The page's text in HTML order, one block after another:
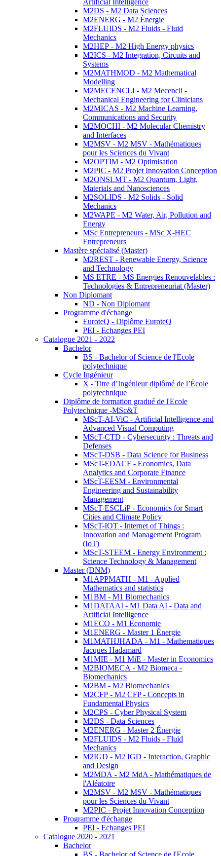
Artificial Intelligence
M2DS - M2 Data Sciences
M2ENERG - M2 Énergie
M2FLUIDS - M2 Fluids - Fluid
Mechanics
M2HEP - M2 High Energy physics
M2ICS - M2 Integration, Circuits and
Systems
M2MATHMOD - M2 Mathematical
Modelling
M2MECENCLI - M2 Mecencli -
Mechanical Engineering for Clinicians
M2MICAS - M2 Machine Learning,
Communications and Security
M2MOCHI - M2 Molecular Chemistry
and Interfaces
M2MSV - M2 MSV - Mathématiques
pour les Sciences du Vivant
M2OPTIM - M2 Optimisation
M2PIC - M2 Projet Innovation Conception
M2QNSLMT - M2 Quantum, Light,
Materials and Nanosciences
M2SOLIDS - M2 Solids - Solid
Mechanics
M2WAPE - M2 Water, Air, Pollution and
Energy
MSc Entrepreneurs - MSc X-HEC
Entrepreneurs
Mastère spécialisé (Master)
M2REST - Renewable Energy, Science
and Technology
MS ETRE - MS Energies Renouvelables :
Technologies & Entrepreneuriat (Master)
Non Diplomant
ND - Non Diplomant
Programme d'échange
EuroteQ - Diplôme EuroteQ
PEI - Echanges PEI
Catalogue 2021 - 2022
Bachelor
BS - Bachelor of Science de l'Ecole
polytechnique
Cycle Ingénieur
X - Titre d’Ingénieur diplômé de l’École
polytechnique
Diplôme de formation gradué de l'Ecole
Polytechnique -MSc&T
MScT-AI-ViC - Artificial Intelligence and
Advanced Visual Computing
MScT-CTD - Cybersecurity : Threats and
Defenses
MScT-DSB - Data Science for Business
MScT-EDACF - Economics, Data
Analytics and Corporate Finance
MScT-EESM - Environmental
Engineering and Sustainability
Management
MScT-ESCLiP - Economics for Smart
Cities and Climate Policy
MScT-IOT - Internet of Things :
Innovation and Management Program
(IoT)
MScT-STEEM - Energy Environment :
Science Technology & Management
Master (DNM)
M1APPMATH - M1 - Applied
Mathematics and statistics
M1BM - M1 Biomechanics
M1DATAAI - M1 Data AI - Data and
Artificial Intelligence
M1ECO - M1 Economie
M1ENERG - Master 1 Énergie
M1MATHJHADA - M1 - Mathematiques
Jacques Hadamard
M1MIE - M1 MiE - Master in Economics
M2BIOMECA - M2 Biomeca -
Biomechanics
M2BM - M2 Biomechanics
M2CFP - M2 CFP - Concepts in
Fundamental Physics
M2CPS - Cyber Physical System
M2DS - Data Sciences
M2ENERG - Master 2 Énergie
M2FLUIDS - M2 Fluids - Fluid
Mechanics
M2IGD - M2 IGD - Interaction, Graphic
and Design
M2MDA - M2 MdA - Mathématiques de
l'Aléatoire
M2MSV - M2 MSV - Mathématiques
pour les Sciences du Vivant
M2PIC - Projet Innovation Conception
Programme d'échange
PEI - Echanges PEI
Catalogue 2020 - 2021
Bachelor
BS - Bachelor of Science de l'Ecole